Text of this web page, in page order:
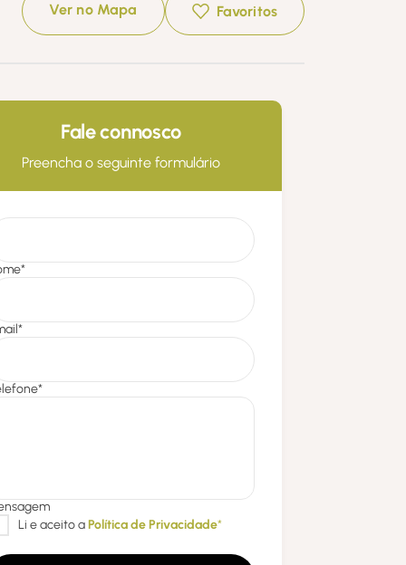
Ver no Mapa Favoritos
Fale connosco
Preencha o seguinte formulário